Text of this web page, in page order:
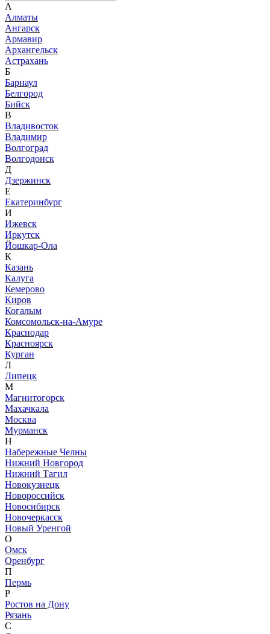
А
Алматы
Ангарск
Армавир
Архангельск
Астрахань
Б
Барнаул
Белгород
Бийск
В
Владивосток
Владимир
Волгоград
Волгодонск
Д
Дзержинск
Е
Екатеринбург
И
Ижевск
Иркутск
Йошкар-Ола
К
Казань
Калуга
Кемерово
Киров
Когалым
Комсомольск-на-Амуре
Краснодар
Красноярск
Курган
Л
Липецк
М
Магнитогорск
Махачкала
Москва
Мурманск
Н
Набережные Челны
Нижний Новгород
Нижний Тагил
Новокузнецк
Новороссийск
Новосибирск
Новочеркасск
Новый Уренгой
О
Омск
Оренбург
П
Пермь
Р
Ростов на Дону
Рязань
С